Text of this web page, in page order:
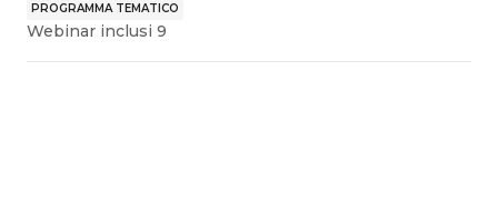
PROGRAMMA TEMATICO
Webinar inclusi 9